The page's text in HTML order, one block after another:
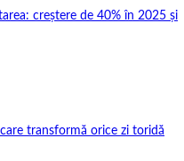
creștere de 40% în 2025 și
transformă orice zi toridă